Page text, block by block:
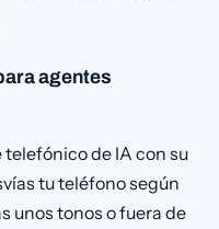
agentes
de IA con su
tu teléfono según
unos tonos o fuera de